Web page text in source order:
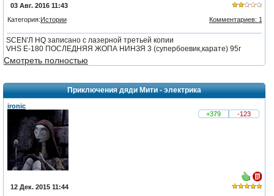
из
03 Авг. 2016 11:43
Комментариев: 1
Категория:Истории
SCEN'Л НQ записано с лазерной третьей копии
VНS Е-180 ПОСЛЕДНЯЯ ЖОПА НИНЗЯ 3 (супербоевик,карате) 95г
Смотреть полностью
Приключения дяди Мити - электрика
ironic
+379
-123
12 Дек. 2015 11:44